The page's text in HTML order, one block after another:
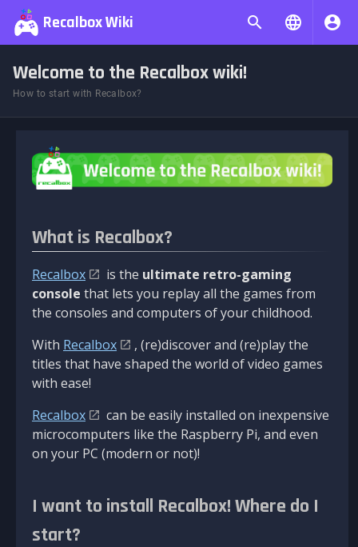
Recalbox Wiki
Welcome to the Recalbox wiki!
How to start with Recalbox?
What is Recalbox?
Recalbox is the ultimate retro-gaming
console that lets you replay all the games from
the consoles and computers of your childhood.
With Recalbox
, (re)discover and (re)play the
titles that have shaped the world of video games
with ease!
Recalbox
can be easily installed on inexpensive
microcomputers like the Raspberry Pi, and even
on your PC (modern or not)!
I want to install Recalbox! Where do I
start?